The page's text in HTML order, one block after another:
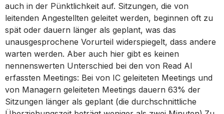
auch in der Pünktlichkeit auf. Sitzungen, die von
leitenden Angestellten geleitet werden, beginnen oft zu
spät oder dauern länger als geplant, was das
unausgesprochene Vorurteil widerspiegelt, dass andere
warten werden. Aber auch hier gibt es keinen
nennenswerten Unterschied bei den von Read AI
erfassten Meetings: Bei von IC geleiteten Meetings und
von Managern geleiteten Meetings dauern 63% der
Sitzungen länger als geplant (die durchschnittliche